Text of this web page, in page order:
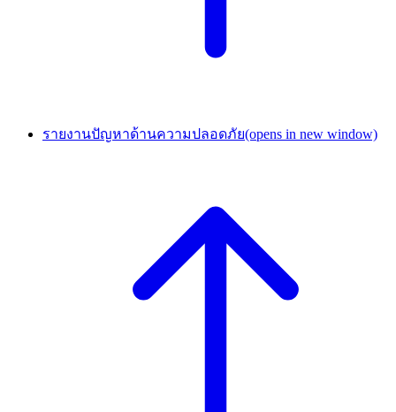
รายงานปัญหาด้านความปลอดภัย(opens in new window)